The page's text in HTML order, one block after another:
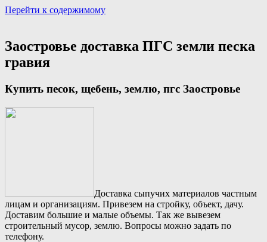
Перейти к содержимому
Заостровье доставка ПГС земли песка
гравия
Купить песок, щебень, землю, пгс Заостровье
Доставка сыпучих материалов частным
лицам и организациям. Привезем на стройку, объект, дачу.
Доставим большие и малые объемы. Так же вывезем
строительный мусор, землю. Вопросы можно задать по
телефону.